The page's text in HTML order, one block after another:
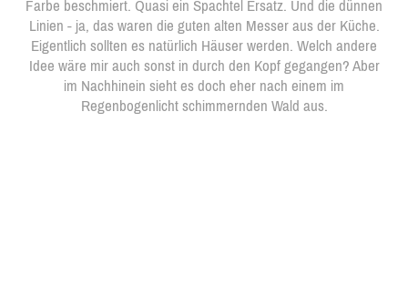
Farbe beschmiert. Quasi ein Spachtel Ersatz. Und die dünnen
Linien - ja, das waren die guten alten Messer aus der Küche.
Eigentlich sollten es natürlich Häuser werden. Welch andere
Idee wäre mir auch sonst in durch den Kopf gegangen? Aber
im Nachhinein sieht es doch eher nach einem im
Regenbogenlicht schimmernden Wald aus.